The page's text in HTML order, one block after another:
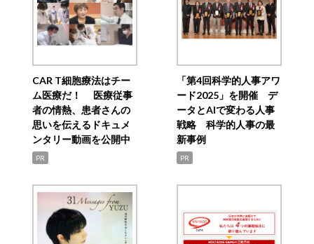
CAR T細胞療法はチー
ム医療だ！ 医療従事
者の情熱、患者さんの
思いを伝えるドキュメ
ンタリー動画を公開中
PR
「第4回科学的人事アワ
ード2025」を開催 デ
ータとAIで変わる人事
戦略 科学的人事の最
新事例
PR